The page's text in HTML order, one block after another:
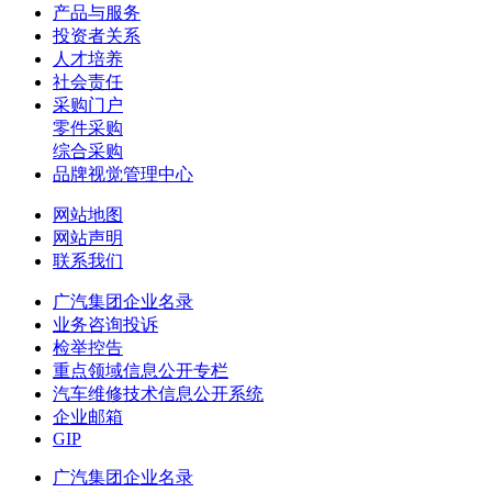
产品与服务
投资者关系
人才培养
社会责任
采购门户
零件采购
综合采购
品牌视觉管理中心
网站地图
网站声明
联系我们
广汽集团企业名录
业务咨询投诉
检举控告
重点领域信息公开专栏
汽车维修技术信息公开系统
企业邮箱
GIP
广汽集团企业名录